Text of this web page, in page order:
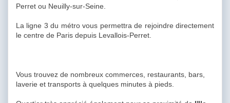
Perret ou Neuilly-sur-Seine.
La ligne 3 du métro vous permettra de rejoindre directement
le centre de Paris depuis Levallois-Perret.
Vous trouvez de nombreux commerces, restaurants, bars,
laverie et transports à quelques minutes à pieds.